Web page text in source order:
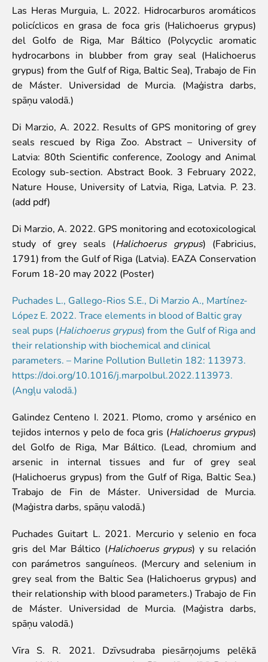
Dzīvnieki
Dzīvnieki
Vēro dzīvnieku barošanu!
Tropu mājas digitālā tūre
Lemuru tiešraide
Sliņķu tiešraide
Zinātne
Savvaļas dzīvnieku rehabilitācija
Atbalstītie projekti
Pētījumi un publikācijas
Iespējas skolēniem un studentiem
Studentu izstrādātie darbi Rīga ZOO
Izglītība
ZooSkola
"Zinarium" apmeklējums
Kohēzijas fonda projekts
LVAF projekti
"Cīruļi"
Cenas "Cīruļos"
Darba laiks "Cīruļos"
"Cīruļu" karte
Par ārpilsētas bāzi "Cīruļi"
"Cīruļu" kontaktinformācija
Par mums
Misija un vērtības
Pārvaldība
Atbildīga darbība un politikas
Dalība EAZA
Vēsture
Kontaktinformācija
Iepirkumi
Cita saimnieciskā darbība
Gada grāmatas
Las Heras Murguia, L. 2022. Hidrocarburos aromáticos
policíclicos en grasa de foca gris (Halichoerus grypus)
del Golfo de Riga, Mar Báltico (Polycyclic aromatic
hydrocarbons in blubber from gray seal (Halichoerus
grypus) from the Gulf of Riga, Baltic Sea), Trabajo de Fin
de Máster. Universidad de Murcia. (Maģistra darbs,
spāņu valodā.)
Di Marzio, A. 2022. Results of GPS monitoring of grey
seals rescued by Riga Zoo. Abstract – University of
Latvia: 80th Scientific conference, Zoology and Animal
Ecology sub-section. Abstract Book. 3 February 2022,
Nature House, University of Latvia, Riga, Latvia. P. 23.
(add pdf)
Di Marzio, A. 2022. GPS monitoring and ecotoxicological
study of grey seals (Halichoerus grypus) (Fabricius,
1791) from the Gulf of Riga (Latvia). EAZA Conservation
Forum 18-20 may 2022 (Poster)
Puchades L., Gallego-Rios S.E., Di Marzio A., Martínez-
López E. 2022. Trace elements in blood of Baltic gray
seal pups (Halichoerus grypus) from the Gulf of Riga and
their relationship with biochemical and clinical
parameters. – Marine Pollution Bulletin 182: 113973.
https://doi.org/10.1016/j.marpolbul.2022.113973.
(Angļu valodā.)
Galindez Centeno I. 2021. Plomo, cromo y arsénico en
tejidos internos y pelo de foca gris (Halichoerus grypus)
del Golfo de Riga, Mar Báltico. (Lead, chromium and
arsenic in internal tissues and fur of grey seal
(Halichoerus grypus) from the Gulf of Riga, Baltic Sea.)
Trabajo de Fin de Máster. Universidad de Murcia.
(Maģistra darbs, spāņu valodā.)
Puchades Guitart L. 2021. Mercurio y selenio en foca
gris del Mar Báltico (Halichoerus grypus) y su relación
con parámetros sanguíneos. (Mercury and selenium in
grey seal from the Baltic Sea (Halichoerus grypus) and
their relationship with blood parameters.) Trabajo de Fin
de Máster. Universidad de Murcia. (Maģistra darbs,
spāņu valodā.)
Vīra S. R. 2021. Dzīvsudraba piesārņojums pelēkā